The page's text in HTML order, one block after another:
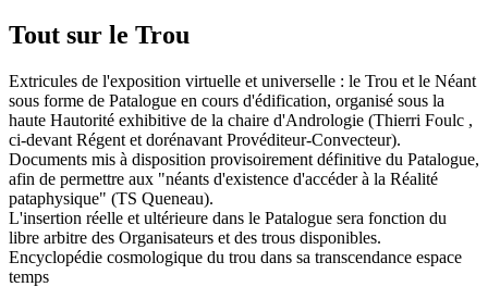
AnaphoreAlphabet
La vie mode d'emploi
Carrés magiques
Jouez carré
Tout sur le Trou
Extricules de l'exposition virtuelle et universelle : le Trou et le Néant
sous forme de Patalogue en cours d'édification, organisé sous la
haute Hautorité exhibitive de la chaire d'Andrologie (Thierri Foulc ,
ci-devant Régent et dorénavant Provéditeur-Convecteur).
Documents mis à disposition provisoirement définitive du Patalogue,
afin de permettre aux "néants d'existence d'accéder à la Réalité
pataphysique" (TS Queneau).
L'insertion réelle et ultérieure dans le Patalogue sera fonction du
libre arbitre des Organisateurs et des trous disponibles.
Encyclopédie cosmologique du trou dans sa transcendance espace
temps